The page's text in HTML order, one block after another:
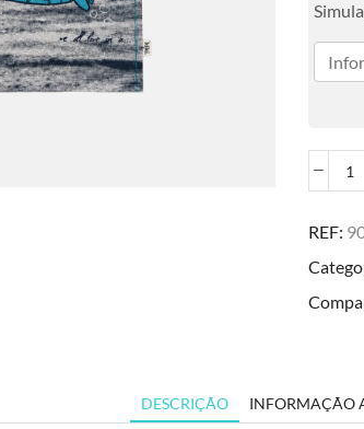
REF:
DESCRIÇÃO INFORMAÇÃO